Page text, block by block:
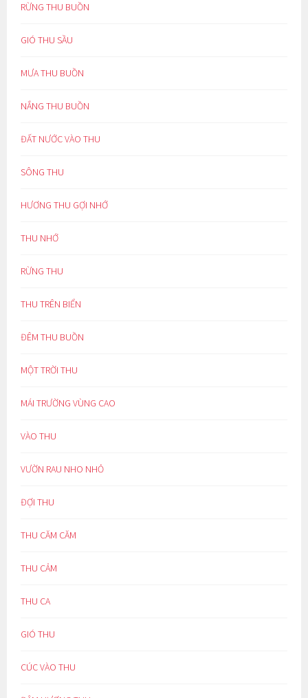
RỪNG THU BUỒN
GIÓ THU SẦU
MƯA THU BUỒN
NẮNG THU BUỒN
ĐẤT NƯỚC VÀO THU
SÔNG THU
HƯƠNG THU GỢI NHỚ
THU NHỚ
RỪNG THU
THU TRÊN BIỂN
ĐÊM THU BUỒN
MỘT TRỜI THU
MÁI TRƯỜNG VÙNG CAO
VÀO THU
VƯỜN RAU NHO NHỎ
ĐỢI THU
THU CĂM CĂM
THU CẢM
THU CA
GIÓ THU
CÚC VÀO THU